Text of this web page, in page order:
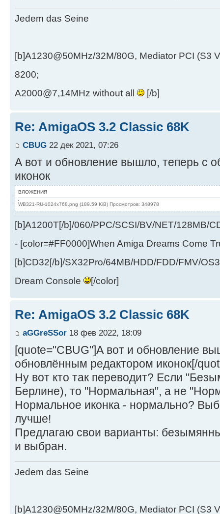
Jedem das Seine
[b]A1230@50MHz/32M/80G, Mediator PCI (S3
8200;
A2000@7,14MHz without all
[/b]
Re: AmigaOS 3.2 Classic 68K
CBUG 22 дек 2021, 07:26
А вот и обновление вышло, теперь с
иконок
ВЛОЖЕНИЯ
WB321-RU-1024x768.png (189.59 KiB) Просмотров: 348978
[b]A1200T[/b]/060/PPC/SCSI/BV/NET/128MB/
- [color=#FF0000]When Amiga Dreams Come
[b]CD32[/b]/SX32Pro/64MB/HDD/FDD/FMV/
Dream Console
[/color]
Re: AmigaOS 3.2 Classic 68K
aGGreSSor 18 фев 2022, 18:09
[quote="CBUG"]А вот и обновление
обновлённым редактором иконок[/
Ну вот кто так переводит? Если
Берлине), то "Нормальная", а не
Нормальное иконка - нормально?
лучше!
Предлагаю свои варианты:
и выбран.
Jedem das Seine
[b]A1230@50MHz/32M/80G, Mediator PCI (S3